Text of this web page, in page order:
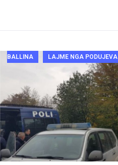
BALLINA LAJME NGA PODUJEVA